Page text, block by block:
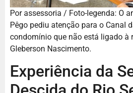
Por assessoria / Foto-legenda: O
Pêgo pediu atenção para o Canal
condomínio que não está ligado à
Gleberson Nascimento.
Experiência da